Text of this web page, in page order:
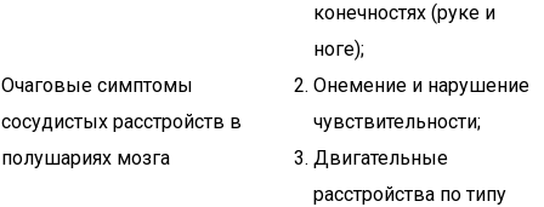
Очаговые симптомы
сосудистых расстройств в
полушариях мозга
конечностях (руке и
ноге);
Онемение и нарушение
чувствительности;
Двигательные
расстройства по типу